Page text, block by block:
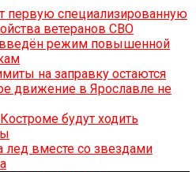
первую специализированную
ветеранов СВО
введён режим повышенной
на заправку остаются
движение в Ярославле не
будут ходить
лед вместе со звездами